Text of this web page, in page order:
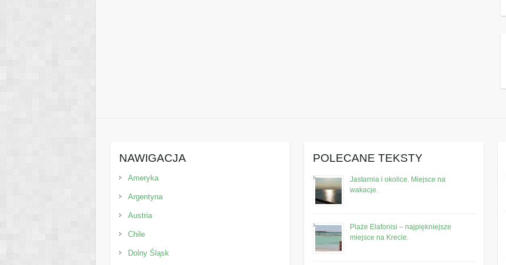
NAWIGACJA
Ameryka
Argentyna
Austria
Chile
Dolny Śląsk
POLECANE TEKSTY
Jastarnia i okolice. Miejsce na
wakacje.
Plaże Elafonisi – najpiękniejsze
miejsce na Krecie.